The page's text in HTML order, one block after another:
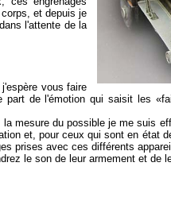
et depuis je
l'attente de la
vous faire
de l'émotion qui saisit les
mesure du possible je me suis
et, pour ceux qui sont en état
prises avec ces différents
le son de leur armement et de